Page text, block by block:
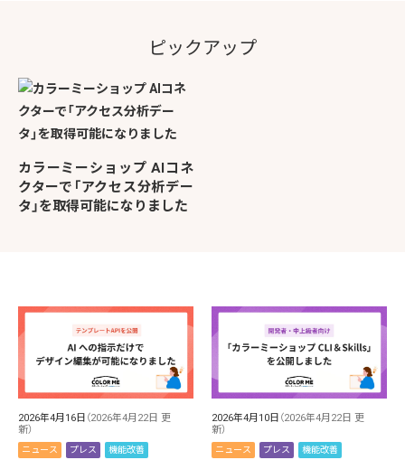
ピックアップ
カラーミーショップ AIコネ
クターで「アクセス分析デー
タ」を取得可能になりました
2026年4月16日 （2026年4月22日 更
新）
ニュース プレス 機能改善
2026年4月10日 （2026年4月22日 更
新）
ニュース プレス 機能改善